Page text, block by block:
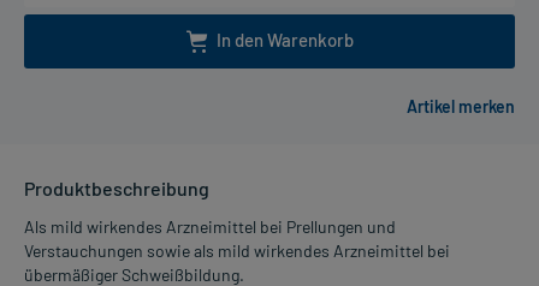
In den Warenkorb
Produktbeschreibung
Als mild wirkendes Arzneimittel bei Prellungen und
Verstauchungen sowie als mild wirkendes Arzneimittel bei
übermäßiger Schweißbildung.